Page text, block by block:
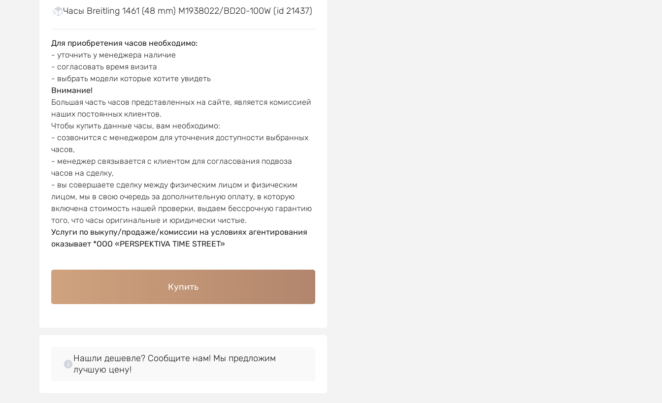
Часы Breitling 1461 (48 mm) M1938022/BD20-100W (id 21437)
Для приобретения часов необходимо:
- уточнить у менеджера наличие
- согласовать время визита
- выбрать модели которые хотите увидеть
Внимание!
Большая часть часов представленных на сайте, является комиссией
наших постоянных клиентов.
Чтобы купить данные часы, вам необходимо:
- созвонится с менеджером для уточнения доступности выбранных
часов,
- менеджер связывается с клиентом для согласования подвоза
часов на сделку,
- вы совершаете сделку между физическим лицом и физическим
лицом, мы в свою очередь за дополнительную оплату, в которую
включена стоимость нашей проверки, выдаем бессрочную гарантию
того, что часы оригинальные и юридически чистые.
Услуги по выкупу/продаже/комиссии на условиях агентирования
оказывает *OOO «PERSPEKTIVA TIME STREET»
Купить
Нашли дешевле? Сообщите нам! Мы предложим
лучшую цену!